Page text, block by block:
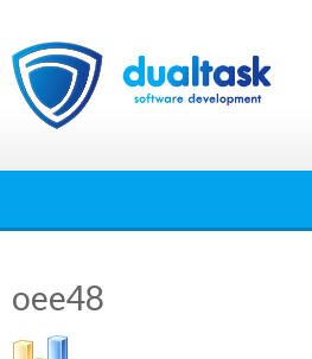
naar
de
inhoud
oee48